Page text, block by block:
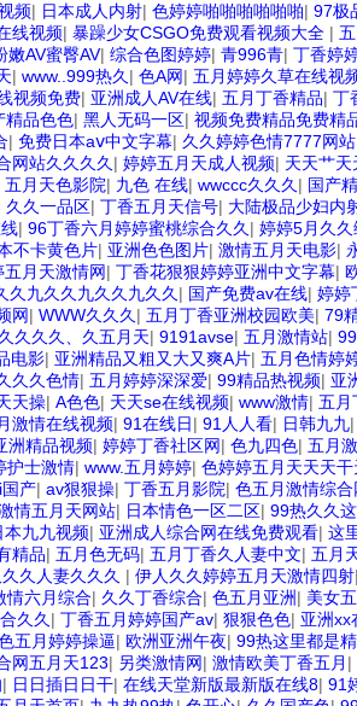
频| 日本成人内射| 色婷婷啪啪啪啪啪啪| 97极
线视频| 暴躁少女CSGO免费观看视频大全 |
嫩AV蜜臀AV| 综合色图婷婷| 青996青| 丁香婷
| www..999热久 | 色A网| 五月婷婷久草在线视
视频免费| 亚洲成人AV在线| 五月丁香精品| 丁
精品色色| 黑人无码一区| 视频免费精品免费精
| 免费日本aⅴ中文字幕| 久久婷婷色情7777网站
网站久久久久 | 婷婷五月天成人视频| 天天艹
五月天色影院| 九色 在线| wwccc久久久 | 国产
久久一品区| 丁香五月天信号| 大陆极品少妇内
| 96丁香六月婷婷蜜桃综合久久 | 婷婷5月久
不卡黄色片| 亚洲色色图片| 激情五月天电影|
五月天激情网| 丁香花狠狠婷婷亚洲中文字幕|
久九久久九久久九久久 | 国产免费av在线| 婷婷
网| WWW久久久 | 五月丁香亚洲校园欧美| 79
久久久、久五月天| 9191avse| 五月激情站|
电影| 亚洲精品又粗又大又爽A片| 五月色情婷
久久色情| 五月婷婷深深爱| 99精品热视频| 亚
天操| A色色| 天天se在线视频| www激情| 五月
激情在线视频| 91在线日| 91人人看| 日韩九九
洲精品视频| 婷婷丁香社区网| 色九四色| 五月
护士激情| www.五月婷婷| 色婷婷五月天天天
产| av狠狠操| 丁香五月影院| 色五月激情综合
情五月天网站| 日本情色一区二区| 99热久久
本九九视频| 亚洲成人综合网在线免费观看| 这
精品| 五月色无码| 五月丁香久人妻中文| 五月
久人妻久久久 | 伊人久久婷婷五月天激情四射
情六月综合| 久久丁香综合| 色五月亚洲| 美女
久久 | 丁香五月婷婷国产av| 狠狠色色| 亚洲xx
五月婷婷操逼| 欧洲亚洲午夜| 99热这里都是
网五月天123| 另类激情网| 激情欧美丁香五月 |
| 日日插日日干| 在线天堂新版最新版在线8| 91